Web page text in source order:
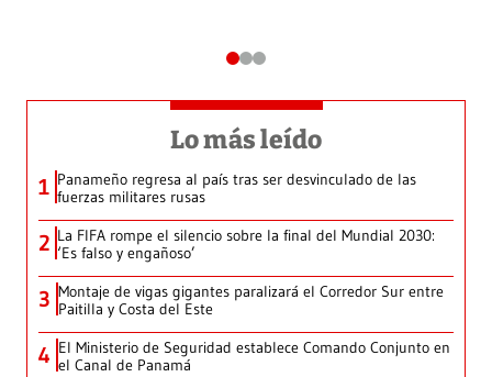
Lo más leído
1 Panameño regresa al país tras ser desvinculado de las
fuerzas militares rusas
2 La FIFA rompe el silencio sobre la final del Mundial 2030:
‘Es falso y engañoso’
3 Montaje de vigas gigantes paralizará el Corredor Sur entre
Paitilla y Costa del Este
4 El Ministerio de Seguridad establece Comando Conjunto en
el Canal de Panamá